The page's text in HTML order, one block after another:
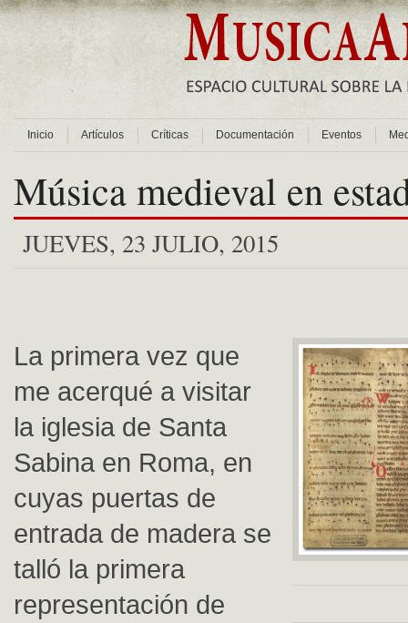
Inicio Artículos Críticas Documentación Eventos
Música medieval en
JUEVES, 23 JULIO, 2015
La primera vez que
me acerqué a visitar
la iglesia de Santa
Sabina en Roma, en
cuyas puertas de
entrada de madera se
talló la primera
representación de